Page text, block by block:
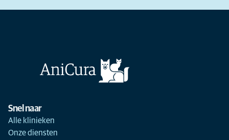
Snel naar
Alle klinieken
Onze diensten